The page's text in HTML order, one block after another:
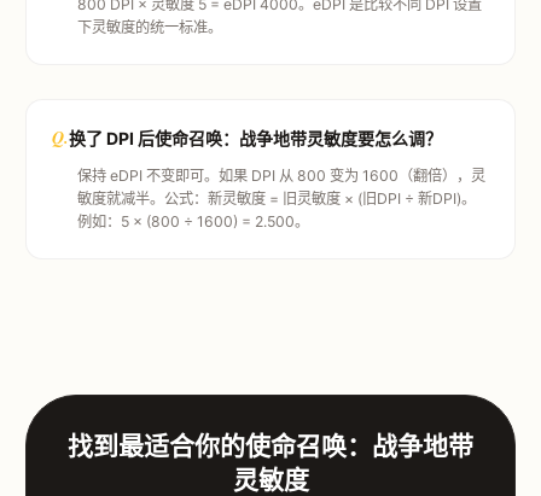
800 DPI × 灵敏度 5 = eDPI 4000。eDPI 是比较不同 DPI 设置
下灵敏度的统一标准。
Q.换了 DPI 后使命召唤：战争地带灵敏度要怎么调？
保持 eDPI 不变即可。如果 DPI 从 800 变为 1600（翻倍），灵
敏度就减半。公式：新灵敏度 = 旧灵敏度 × (旧DPI ÷ 新DPI)。
例如：5 × (800 ÷ 1600) = 2.500。
找到最适合你的使命召唤：战争地带
灵敏度